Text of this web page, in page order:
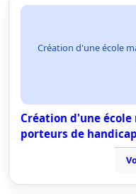
Création d'une école
Création d'une
porteurs de